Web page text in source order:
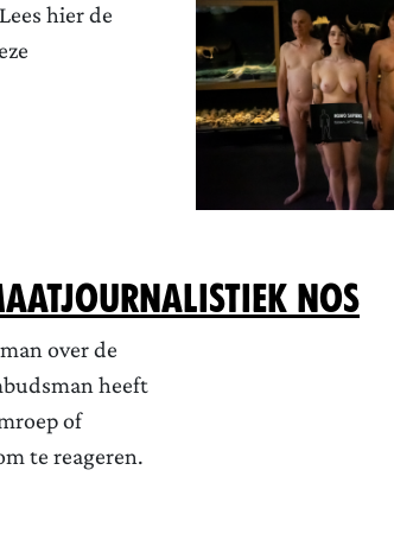
hier de
NOS
over de
heeft
of
te reageren.